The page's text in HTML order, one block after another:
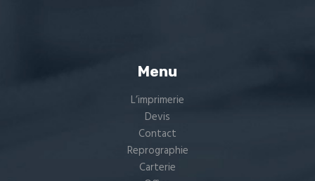
Menu
L’imprimerie
Devis
Contact
Reprographie
Carterie